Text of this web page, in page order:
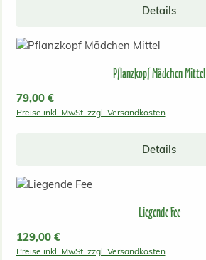
Details
Pflanzkopf Mädchen Mittel
Regulärer Preis:
79,00 €
Preise inkl. MwSt. zzgl. Versandkosten
Details
Liegende Fee
Regulärer Preis:
129,00 €
Preise inkl. MwSt. zzgl. Versandkosten